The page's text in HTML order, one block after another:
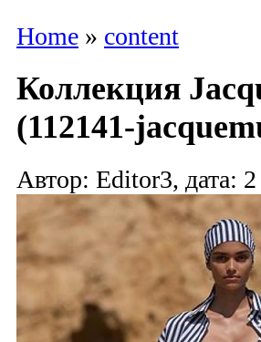
Home » content
Коллекция
(112141-
Автор: Editor3, дата: